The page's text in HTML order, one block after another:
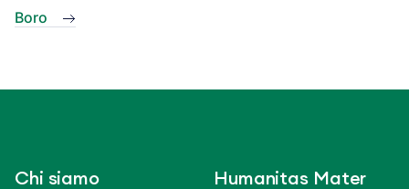
Boro
Chi siamo
Humanitas Mater